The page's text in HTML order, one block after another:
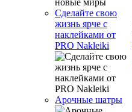
Сделайте свою
жизнь ярче с
наклейками от
PRO Nakleiki
Арочные шатры